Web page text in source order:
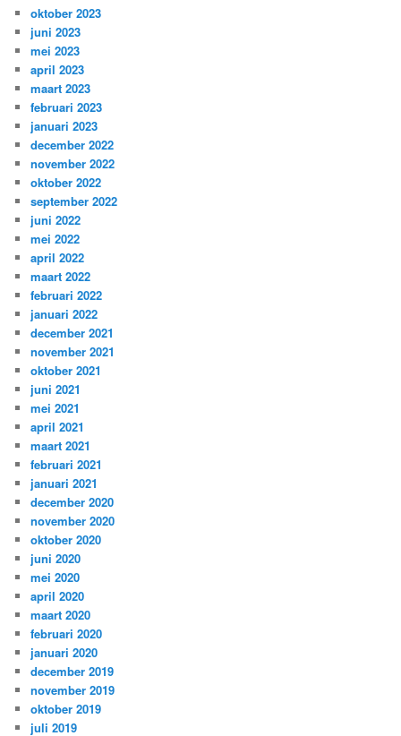
oktober 2023
juni 2023
mei 2023
april 2023
maart 2023
februari 2023
januari 2023
december 2022
november 2022
oktober 2022
september 2022
juni 2022
mei 2022
april 2022
maart 2022
februari 2022
januari 2022
december 2021
november 2021
oktober 2021
juni 2021
mei 2021
april 2021
maart 2021
februari 2021
januari 2021
december 2020
november 2020
oktober 2020
juni 2020
mei 2020
april 2020
maart 2020
februari 2020
januari 2020
december 2019
november 2019
oktober 2019
juli 2019